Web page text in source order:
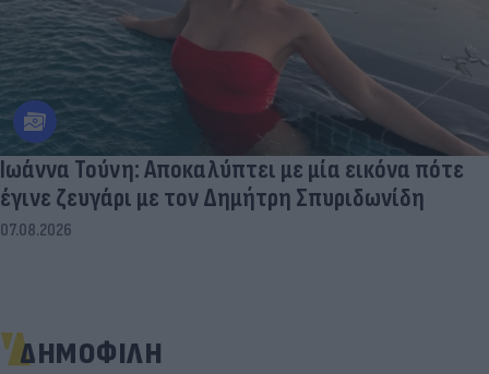
Ιωάννα Τούνη: Αποκαλύπτει με μία εικόνα πότε
έγινε ζευγάρι με τον Δημήτρη Σπυριδωνίδη
07.08.2026
ΔΗΜΟΦΙΛΗ